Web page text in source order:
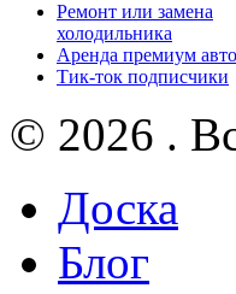
Ремонт или замена
холодильника
Аренда премиум авто
Тик-ток подписчики
© 2026 .
Доска
Блог